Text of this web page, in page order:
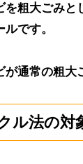
を粗大ごみ
です。
が通常の粗
ル法の対